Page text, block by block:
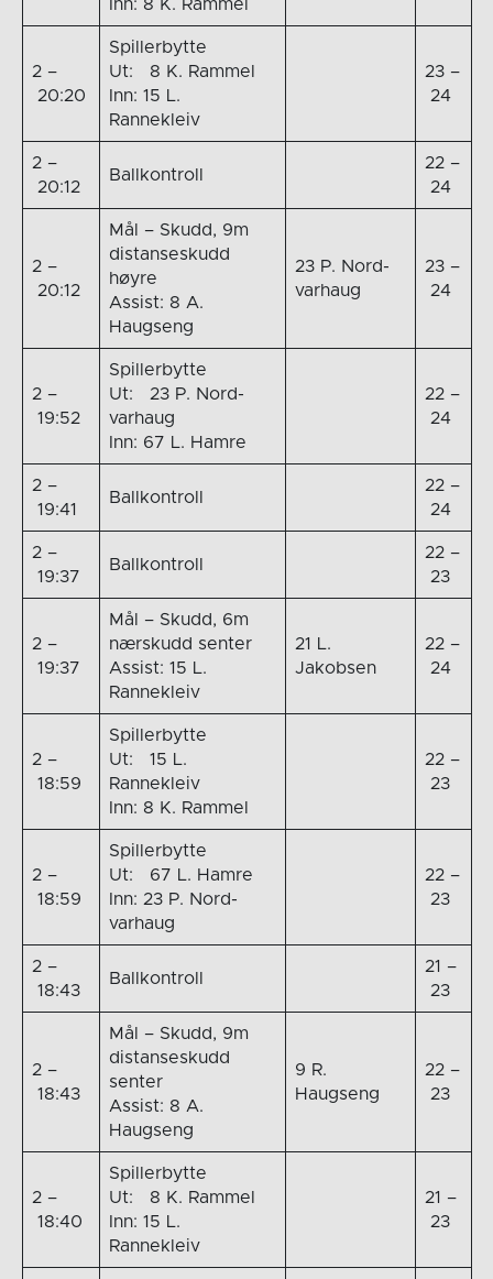
Inn: 8 K. Rammel
2 –
20:20
Spillerbytte
Ut: 8 K. Rammel
Inn: 15 L.
Rannekleiv
23 –
24
2 –
20:12
Ballkontroll
22 –
24
2 –
20:12
Mål – Skudd, 9m
distanseskudd
høyre
Assist: 8 A.
Haugseng
23 P. Nord-
varhaug
23 –
24
2 –
19:52
Spillerbytte
Ut: 23 P. Nord-
varhaug
Inn: 67 L. Hamre
22 –
24
2 –
19:41
Ballkontroll
22 –
24
2 –
19:37
Ballkontroll
22 –
23
2 –
19:37
Mål – Skudd, 6m
nærskudd senter
Assist: 15 L.
Rannekleiv
21 L.
Jakobsen
22 –
24
2 –
18:59
Spillerbytte
Ut: 15 L.
Rannekleiv
Inn: 8 K. Rammel
22 –
23
2 –
18:59
Spillerbytte
Ut: 67 L. Hamre
Inn: 23 P. Nord-
varhaug
22 –
23
2 –
18:43
Ballkontroll
21 –
23
2 –
18:43
Mål – Skudd, 9m
distanseskudd
senter
Assist: 8 A.
Haugseng
9 R.
Haugseng
22 –
23
2 –
18:40
Spillerbytte
Ut: 8 K. Rammel
Inn: 15 L.
Rannekleiv
21 –
23